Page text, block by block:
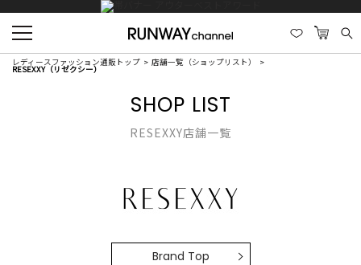
レディースファッション通販トップ 店舗一覧（ショップリスト）
RESEXXY（リゼクシー）
SHOP LIST
RESEXXY店舗一覧
Brand Top